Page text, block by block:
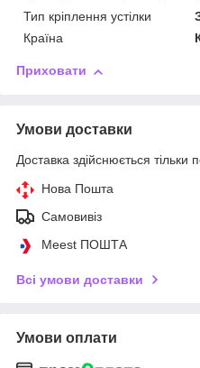
Тип кріплення устілки
Країна
Приховати
Умови доставки
Доставка здійснюється тільки
Нова Пошта
Самовивіз
Meest ПОШТА
Всі умови доставки
Умови оплати